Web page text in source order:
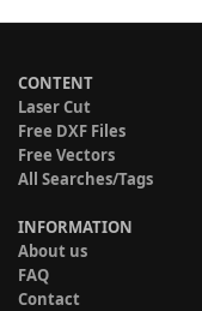
CONTENT
Laser Cut
Free DXF Files
Free Vectors
All Searches/Tags
INFORMATION
About us
FAQ
Contact